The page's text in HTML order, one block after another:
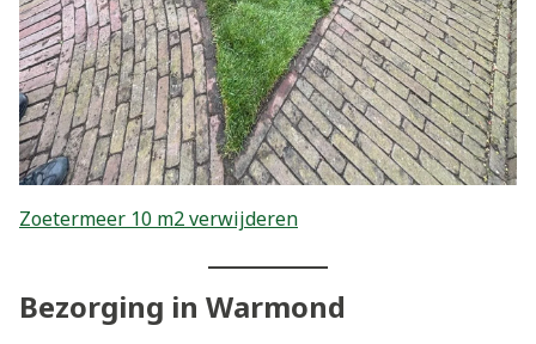
Zoetermeer 10 m2 verwijderen
Bezorging in Warmond